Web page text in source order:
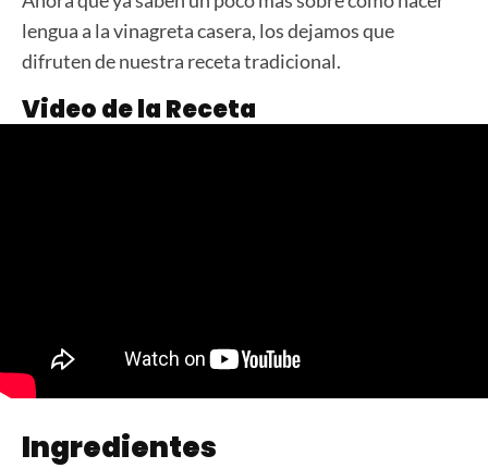
lengua a la vinagreta casera, los dejamos que
difruten de nuestra receta tradicional.
Video de la Receta
Ingredientes